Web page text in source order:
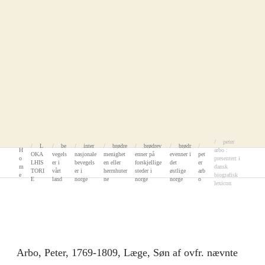
H
o
m
e
L
OKA
LHIS
TORI
E
be
vegels
er i
vårt
land
inter
nasjonale
bevegels
er i
norge
brødre
menighet
en eller
herrnhuter
ne
brødrev
enner på
forskjellige
steder i
norge
brødr
evenner i
det
østlige
norge
pet
er
arb
o
peter
arbo :
presentert i
dansk
biografisk
lexicon
Arbo, Peter, 1769-1809, Læge, Søn af ovfr. nævnte